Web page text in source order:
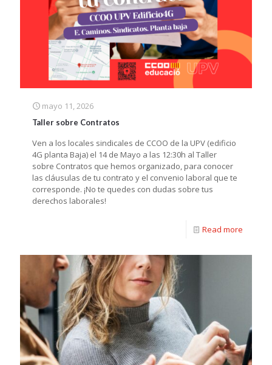
mayo 11, 2026
Taller sobre Contratos
Ven a los locales sindicales de CCOO de la UPV (edificio
4G planta Baja) el 14 de Mayo a las 12:30h al Taller
sobre Contratos que hemos organizado, para conocer
las cláusulas de tu contrato y el convenio laboral que te
corresponde. ¡No te quedes con dudas sobre tus
derechos laborales!
Read more